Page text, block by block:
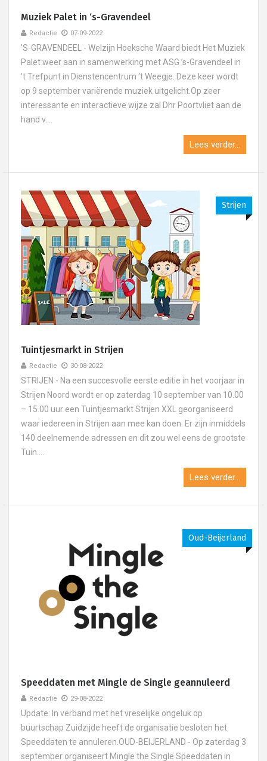
Muziek Palet in ‘s-Gravendeel
Redactie 07-09-2022
'S-GRAVENDEEL - Welzijn Hoeksche Waard biedt Het Muziek
Palet weer aan in samenwerking met ASG ’s-Gravendeel in
’t Trefpunt in Dienstencentrum ‘t Weegje. Deze keer wordt
op 9 september variërende muziek uitgelicht.Op zeer
interessante en interactieve wijze zal Dhr Poortvliet aan de
hand v....
Lees verder...
Strijen
Tuintjesmarkt in Strijen
Redactie 30-08-2022
STRIJEN - Na een succesvolle eerste editie in het voorjaar in
Strijen Noord wordt er op zaterdag 10 september van 10.00
– 15.00 uur een Tuintjesmarkt Strijen XXL georganiseerd
waar iedereen in Strijen aan mee kan doen. Er zijn inmiddels
140 deelnemende adressen en dit zou wel eens de grootste
Tuin....
Lees verder...
Oud-Beijerland
Speeddaten met Mingle de Single geannuleerd
Redactie 29-08-2022
Update: In verband met het vreselijke ongeluk op
buurtschap Zuidzijde heeft de organisatie besloten het
Speeddaten te annuleren.OUD-BEIJERLAND - Op zaterdag 3
september organiseert Mingle the Single Speeddaten in